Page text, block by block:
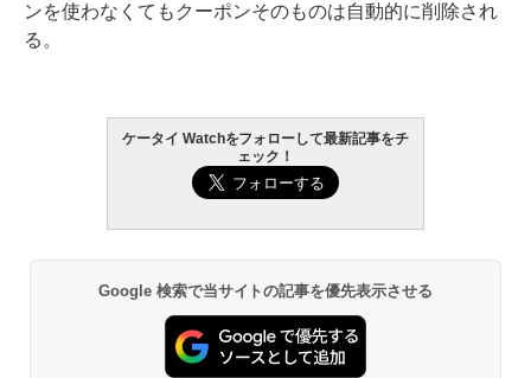
ンを使わなくてもクーポンそのものは自動的に削除され
る。
ケータイ Watchをフォローして最新記事をチ
ェック！
Google 検索で当サイトの記事を優先表示させる